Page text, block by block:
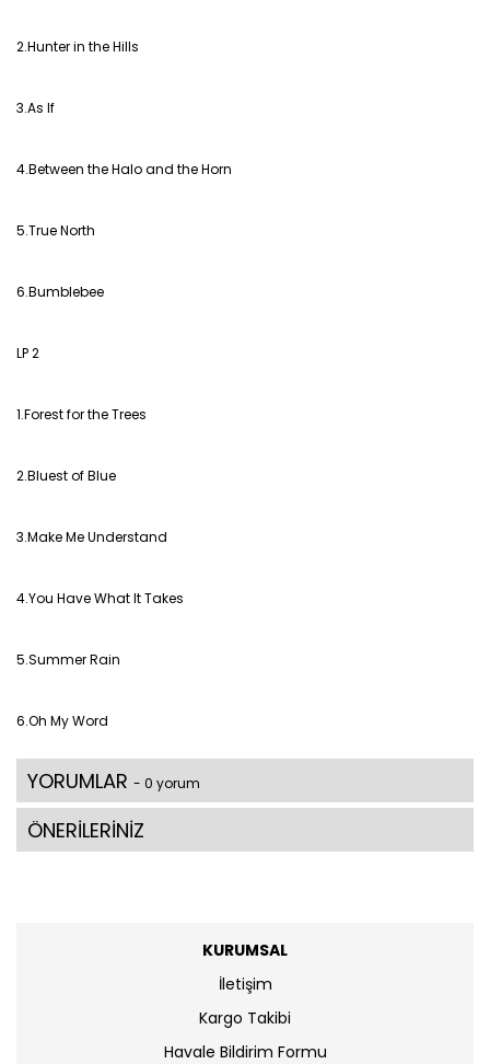
2.Hunter in the Hills
3.As If
4.Between the Halo and the Horn
5.True North
6.Bumblebee
LP 2
1.Forest for the Trees
2.Bluest of Blue
3.Make Me Understand
4.You Have What It Takes
5.Summer Rain
6.Oh My Word
YORUMLAR - 0 yorum
ÖNERİLERİNİZ
KURUMSAL
İletişim
Kargo Takibi
Havale Bildirim Formu